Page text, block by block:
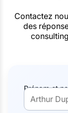
Contactez
des
Prénom et